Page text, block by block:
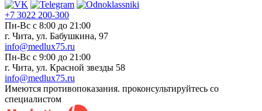
+7 3022 200-300
Пн-Вс с 8:00 до 21:00
г. Чита, ул. Бабушкина, 97
info@medlux75.ru
Пн-Вс с 9:00 до 21:00
г. Чита, ул. Красной звезды 58
info@medlux75.ru
Имеются противопоказания. проконсультируйтесь со
специалистом